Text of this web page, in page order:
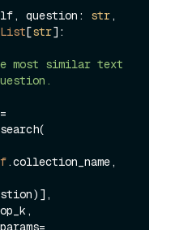
question: str,
List[str]:
.collection_name,